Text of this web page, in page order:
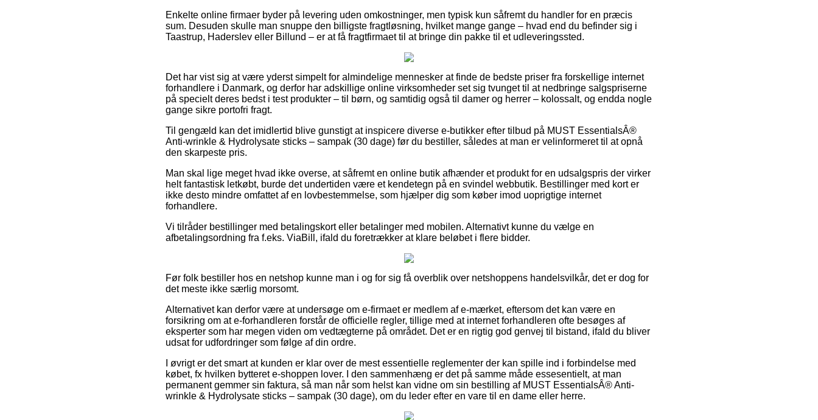
Enkelte online firmaer byder på levering uden omkostninger, men typisk kun såfremt du handler for en præcis
sum. Desuden skulle man snuppe den billigste fragtløsning, hvilket mange gange – hvad end du befinder sig i
Taastrup, Haderslev eller Billund – er at få fragtfirmaet til at bringe din pakke til et udleveringssted.
Det har vist sig at være yderst simpelt for almindelige mennesker at finde de bedste priser fra forskellige internet
forhandlere i Danmark, og derfor har adskillige online virksomheder set sig tvunget til at nedbringe salgspriserne
på specielt deres bedst i test produkter – til børn, og samtidig også til damer og herrer – kolossalt, og endda nogle
gange sikre portofri fragt.
Til gengæld kan det imidlertid blive gunstigt at inspicere diverse e-butikker efter tilbud på MUST EssentialsÂ®
Anti-wrinkle & Hydrolysate sticks – sampak (30 dage) før du bestiller, således at man er velinformeret til at opnå
den skarpeste pris.
Man skal lige meget hvad ikke overse, at såfremt en online butik afhænder et produkt for en udsalgspris der virker
helt fantastisk letkøbt, burde det undertiden være et kendetegn på en svindel webbutik. Bestillinger med kort er
ikke desto mindre omfattet af en lovbestemmelse, som hjælper dig som køber imod uoprigtige internet
forhandlere.
Vi tilråder bestillinger med betalingskort eller betalinger med mobilen. Alternativt kunne du vælge en
afbetalingsordning fra f.eks. ViaBill, ifald du foretrækker at klare beløbet i flere bidder.
Før folk bestiller hos en netshop kunne man i og for sig få overblik over netshoppens handelsvilkår, det er dog for
det meste ikke særlig morsomt.
Alternativet kan derfor være at undersøge om e-firmaet er medlem af e-mærket, eftersom det kan være en
forsikring om at e-forhandleren forstår de officielle regler, tillige med at internet forhandleren ofte besøges af
eksperter som har megen viden om vedtægterne på området. Det er en rigtig god genvej til bistand, ifald du bliver
udsat for udfordringer som følge af din ordre.
I øvrigt er det smart at kunden er klar over de mest essentielle reglementer der kan spille ind i forbindelse med
købet, fx hvilken bytteret e-shoppen lover. I den sammenhæng er det på samme måde essesentielt, at man
permanent gemmer sin faktura, så man når som helst kan vidne om sin bestilling af MUST EssentialsÂ® Anti-
wrinkle & Hydrolysate sticks – sampak (30 dage), om du leder efter en vare til en dame eller herre.